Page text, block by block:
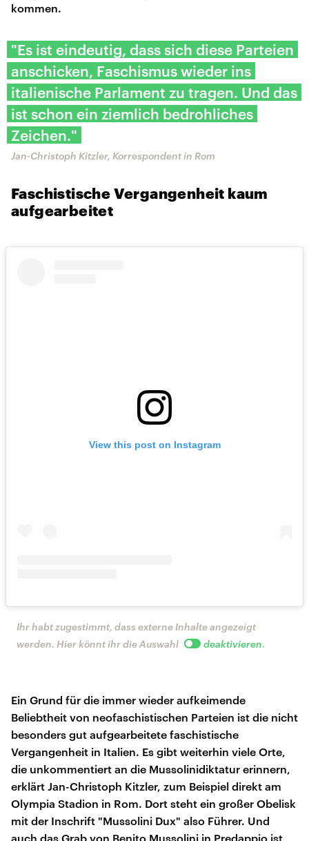
kommen.
"Es ist eindeutig, dass sich diese Parteien
anschicken, Faschismus wieder ins
italienische Parlament zu tragen. Und das
ist schon ein ziemlich bedrohliches
Zeichen."
Jan-Christoph Kitzler, Korrespondent in Rom
Faschistische Vergangenheit kaum
aufgearbeitet
View this post on Instagram
Ihr habt zugestimmt, dass externe Inhalte angezeigt
werden. Hier könnt ihr die Auswahl
deaktivieren.
Ein Grund für die immer wieder aufkeimende
Beliebtheit von neofaschistischen Parteien ist die nicht
besonders gut aufgearbeitete faschistische
Vergangenheit in Italien. Es gibt weiterhin viele Orte,
die unkommentiert an die Mussolinidiktatur erinnern,
erklärt Jan-Christoph Kitzler, zum Beispiel direkt am
Olympia Stadion in Rom. Dort steht ein großer Obelisk
mit der Inschrift "Mussolini Dux" also Führer. Und
auch das Grab von Benito Mussolini in Predappio ist